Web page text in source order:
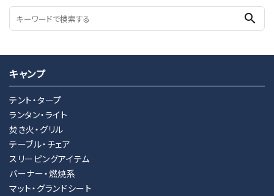
search
キャンプ
テント・タープ
ランタン・ライト
焚き火・グリル
テーブル・チェア
スリーピングアイテム
バーナー・燃焼系
マット・グランドシート